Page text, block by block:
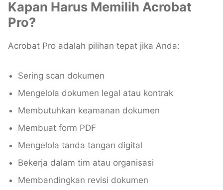
Kapan Harus Memilih Acrobat
Pro?
Acrobat Pro adalah pilihan tepat jika Anda:
Sering scan dokumen
Mengelola dokumen legal atau kontrak
Membutuhkan keamanan dokumen
Membuat form PDF
Mengelola tanda tangan digital
Bekerja dalam tim atau organisasi
Membandingkan revisi dokumen